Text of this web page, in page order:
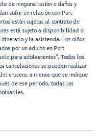
de ninguna lesión o daños y
sufrir en relación con Port
están sujetas al contrato de
está sujeto a disponibilidad o
y la asistencia. Los niños
por un adulto en Port
para adolescentes”. Todos los
cancelaciones se pueden realizar
crucero, a menos que se indique
de ese período, todas las